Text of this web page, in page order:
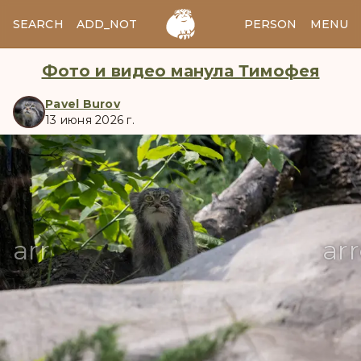
SEARCH ADD_NOTES ADD_IMAGE PERSON MENU
Фото и видео манула Тимофея
Pavel Burov
13 июня 2026 г.
manul
arrow_back